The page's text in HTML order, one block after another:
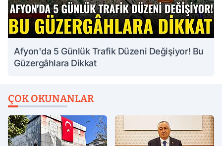
Afyon'da 5 Günlük Trafik Düzeni Değişiyor! Bu
Güzergâhlara Dikkat
ÇOK OKUNANLAR